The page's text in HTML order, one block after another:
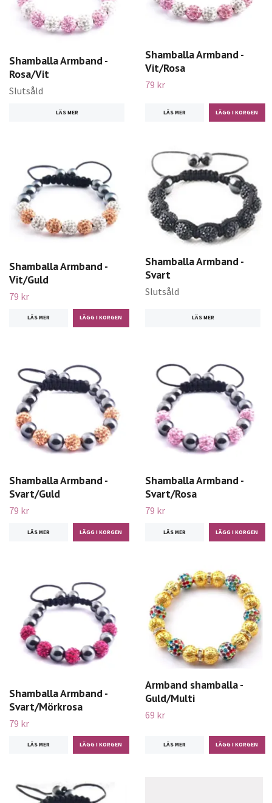
Shamballa Armband -
Rosa/Vit
Slutsåld
LÄS MER
Shamballa Armband -
Vit/Rosa
79 kr
LÄS MER
Shamballa Armband -
Vit/Guld
79 kr
LÄS MER
Shamballa Armband -
Svart
Slutsåld
LÄS MER
Shamballa Armband -
Svart/Guld
79 kr
LÄS MER
Shamballa Armband -
Svart/Rosa
79 kr
LÄS MER
Shamballa Armband -
Svart/Mörkrosa
79 kr
LÄS MER
Armband shamballa -
Guld/Multi
69 kr
LÄS MER